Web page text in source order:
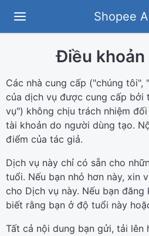
Shopee
Điều
Các nhà cung cấp ("chúng tôi",
của dịch vụ được cung cấp bởi
vụ") không chịu trách nhiệm
tài khoản do người dùng tạo.
điểm của tác giả.
Dịch vụ này chỉ có sẵn cho
tuổi. Nếu bạn nhỏ hơn này, xin
cho Dịch vụ này. Nếu bạn
biết rằng bạn ở độ tuổi này
Tất cả nội dung bạn gửi, tải lên